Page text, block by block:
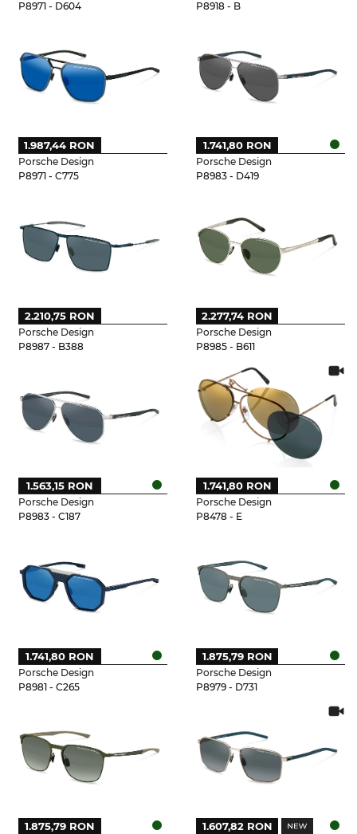
P8971 - D604 P8918 - B
Porsche Design
P8971 - C775
1.987,44 RON
Porsche Design
P8983 - D419
1.741,80 RON
Porsche Design
P8987 - B388
2.210,75 RON
Porsche Design
P8985 - B611
2.277,74 RON
Porsche Design
P8983 - C187
1.563,15 RON
Porsche Design
P8478 - E
1.741,80 RON
Porsche Design
P8981 - C265
1.741,80 RON
Porsche Design
P8979 - D731
1.875,79 RON
1.875,79 RON 1.607,82 RON